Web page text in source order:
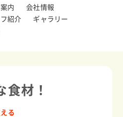
内
会社情報
紹介
ギャラリー
食材！
る